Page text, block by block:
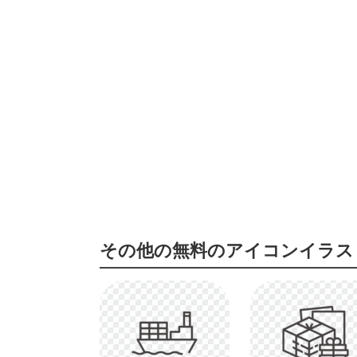
その他の無料のアイコンイラ